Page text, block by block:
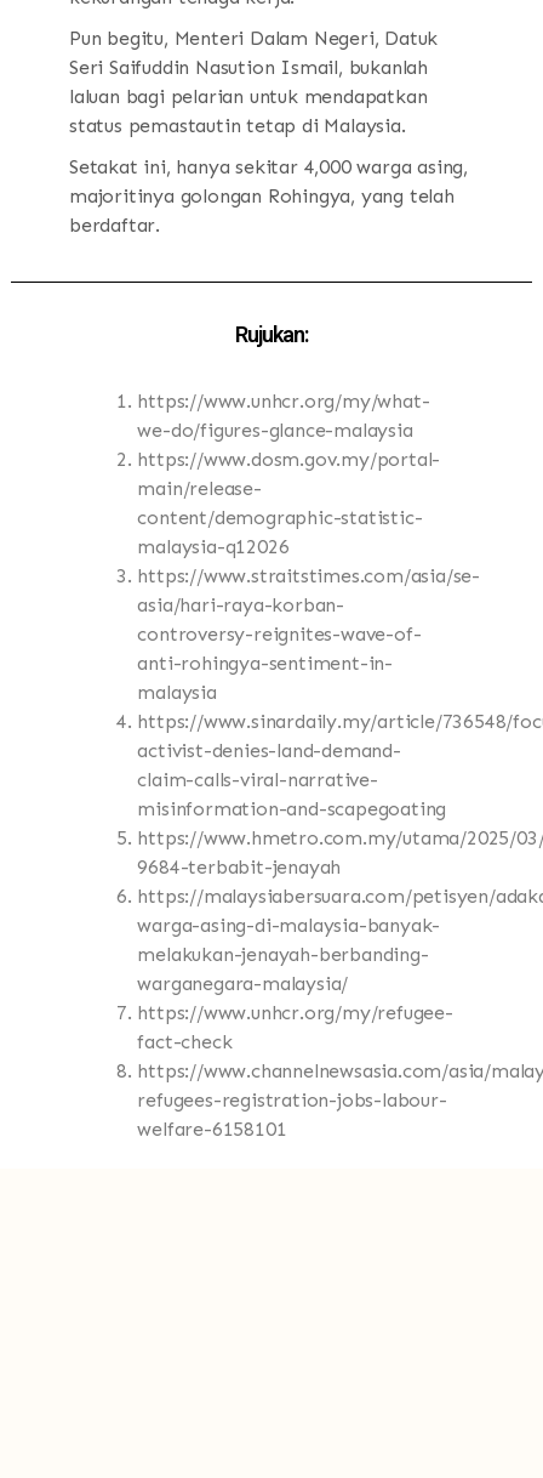
Pun begitu, Menteri Dalam Negeri, Datuk
Seri Saifuddin Nasution Ismail, bukanlah
laluan bagi pelarian untuk mendapatkan
status pemastautin tetap di Malaysia.
Setakat ini, hanya sekitar 4,000 warga asing,
majoritinya golongan Rohingya, yang telah
berdaftar.
Rujukan:
https://www.unhcr.org/my/what-
we-do/figures-glance-malaysia
https://www.dosm.gov.my/portal-
main/release-
content/demographic-statistic-
malaysia-q12026
https://www.straitstimes.com/asia/se-
asia/hari-raya-korban-
controversy-reignites-wave-of-
anti-rohingya-sentiment-in-
malaysia
https://www.sinardaily.my/article/736548/
activist-denies-land-demand-
claim-calls-viral-narrative-
misinformation-and-scapegoating
https://www.hmetro.com.my/utama/2025/
9684-terbabit-jenayah
https://malaysiabersuara.com/petisyen/
warga-asing-di-malaysia-banyak-
melakukan-jenayah-berbanding-
warganegara-malaysia/
https://www.unhcr.org/my/refugee-
fact-check
https://www.channelnewsasia.com/asia/
refugees-registration-jobs-labour-
welfare-6158101